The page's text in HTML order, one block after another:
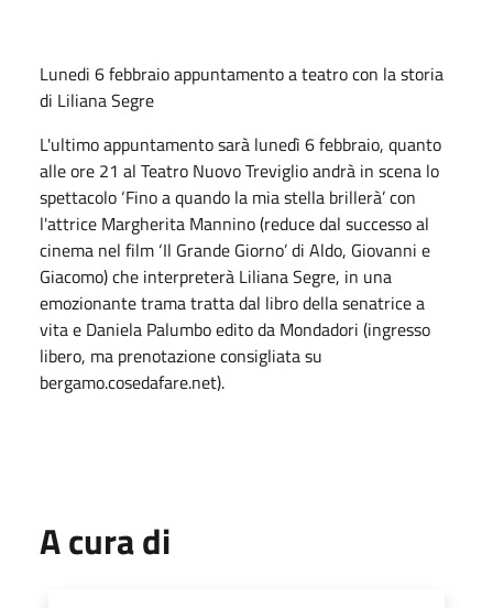
Lunedi 6 febbraio appuntamento a teatro con la storia
di Liliana Segre
L'ultimo appuntamento sarà lunedì 6 febbraio, quanto
alle ore 21 al Teatro Nuovo Treviglio andrà in scena lo
spettacolo ‘Fino a quando la mia stella brillerà’ con
l'attrice Margherita Mannino (reduce dal successo al
cinema nel film ‘Il Grande Giorno’ di Aldo, Giovanni e
Giacomo) che interpreterà Liliana Segre, in una
emozionante trama tratta dal libro della senatrice a
vita e Daniela Palumbo edito da Mondadori (ingresso
libero, ma prenotazione consigliata su
bergamo.cosedafare.net).
A cura di